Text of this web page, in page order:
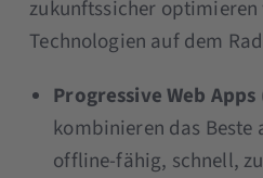
zukunftssicher
Technologien auf dem
Progressive Web Apps
kombinieren das Beste
offline-fähig, schnell,